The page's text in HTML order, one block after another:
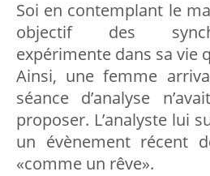
Soi en contemplant le
objectif des
expérimente dans sa vie
Ainsi, une femme
séance d’analyse
proposer. L’analyste lui
un évènement récent
«comme un rêve».